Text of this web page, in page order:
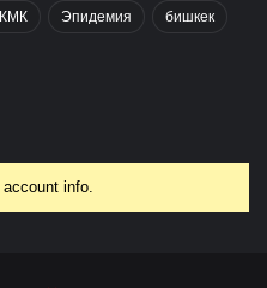
Эпидемия бишкек
info.